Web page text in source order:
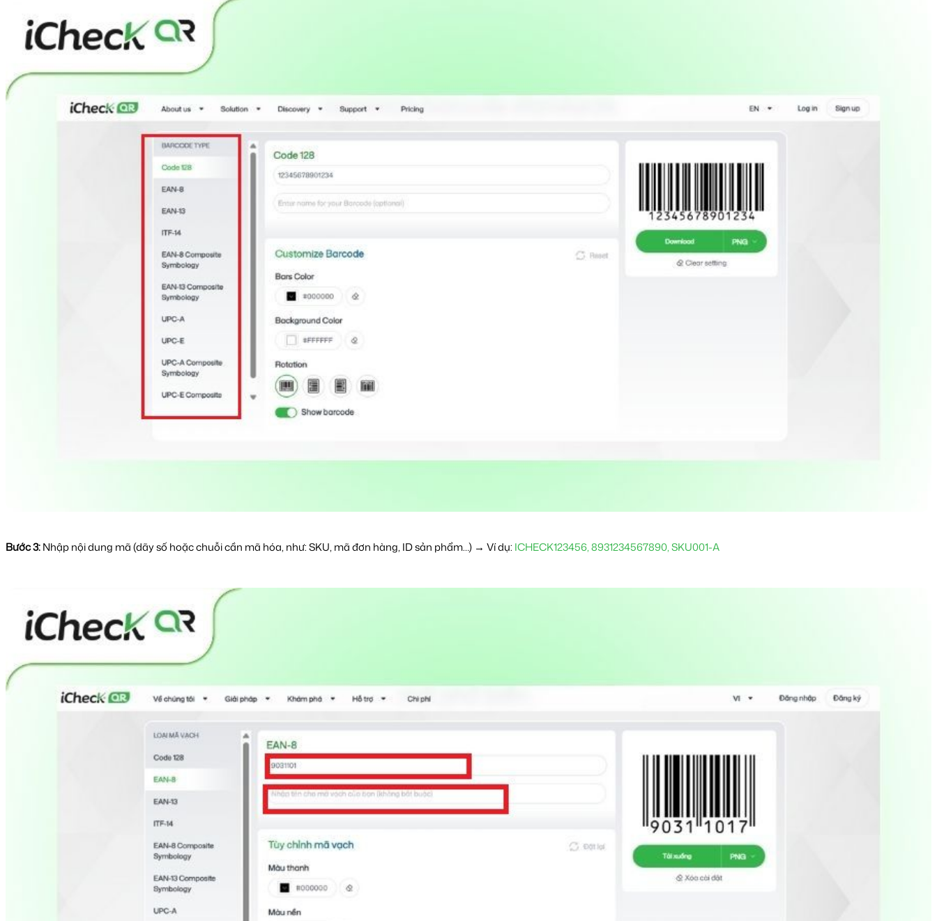
Bước 3:Nhập nội dung mã (dãy số hoặc chuỗi cần mã hóa, như: SKU, mã đơn hàng, ID sản phẩm…) → Ví dụ: ICHECK123456, 8931234567890, SKU001-A